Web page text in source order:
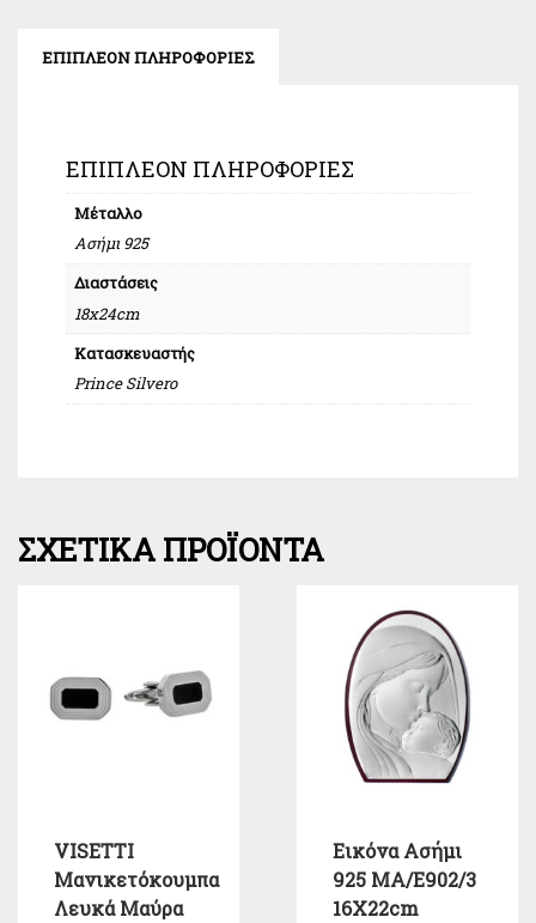
ΕΠΙΠΛΈΟΝ ΠΛΗΡΟΦΟΡΊΕΣ
ΕΠΙΠΛΈΟΝ ΠΛΗΡΟΦΟΡΊΕΣ
Μέταλλο
Ασήμι 925
Διαστάσεις
18x24cm
Κατασκευαστής
Prince Silvero
ΣΧΕΤΙΚΆ ΠΡΟΪΌΝΤΑ
VISETTI
Μανικετόκουμπα
Λευκά Μαύρα
Εικόνα Ασήμι
925 ΜΑ/Ε902/3
16X22cm